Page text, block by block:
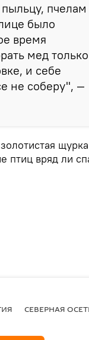
пчелам
было
время
мед только
и себе
не соберу", —
щурка
птиц вряд ли
СЕВЕРНАЯ